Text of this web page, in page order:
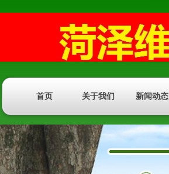
首页 关于我们 新闻动态